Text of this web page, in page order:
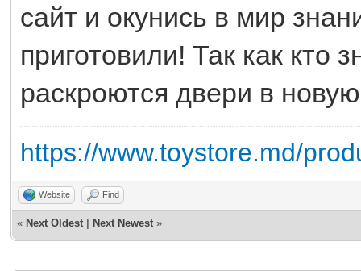
сайт и окунись в мир
приготовили! Так как кто
раскроются двери в
https://www.toystore.md/
Website Find
« Next Oldest Next Newest »